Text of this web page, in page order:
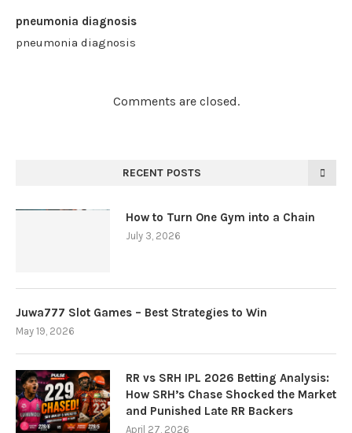
pneumonia diagnosis
pneumonia diagnosis
Comments are closed.
RECENT POSTS
How to Turn One Gym into a Chain
July 3, 2026
Juwa777 Slot Games – Best Strategies to Win
May 19, 2026
RR vs SRH IPL 2026 Betting Analysis:
How SRH’s Chase Shocked the Market
and Punished Late RR Backers
April 27, 2026